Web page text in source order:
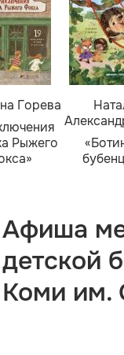
Горева
Рыжего
Афиша
детской
Коми им.